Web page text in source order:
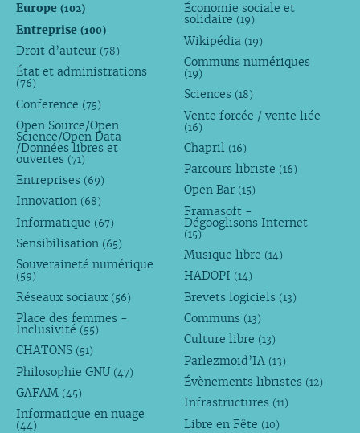
Europe (102)
Entreprise (100)
Droit d’auteur (78)
État et administrations
(76)
Conference (75)
Open Source/Open
Science/Open Data
/Données libres et
ouvertes (71)
Entreprises (69)
Innovation (68)
Informatique (67)
Sensibilisation (65)
Souveraineté numérique
(59)
Réseaux sociaux (56)
Place des femmes -
Inclusivité (55)
CHATONS (51)
Philosophie GNU (47)
GAFAM (45)
Informatique en nuage
(44)
Économie sociale et
solidaire (19)
Wikipédia (19)
Communs numériques
(19)
Sciences (18)
Vente forcée / vente liée
(16)
Chapril (16)
Parcours libriste (16)
Open Bar (15)
Framasoft -
Dégooglisons Internet
(15)
Musique libre (14)
HADOPI (14)
Brevets logiciels (13)
Communs (13)
Culture libre (13)
Parlezmoid’IA (13)
Évènements libristes (12)
Infrastructures (11)
Libre en Fête (10)